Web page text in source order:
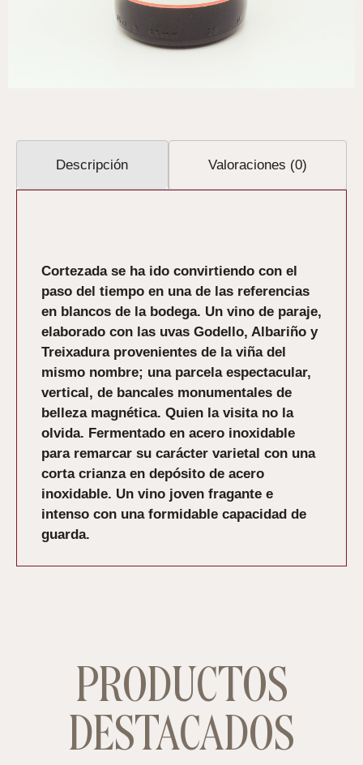
Descripción Valoraciones (0)
Cortezada se ha ido convirtiendo con el
paso del tiempo en una de las referencias
en blancos de la bodega. Un vino de paraje,
elaborado con las uvas Godello, Albariño y
Treixadura provenientes de la viña del
mismo nombre; una parcela espectacular,
vertical, de bancales monumentales de
belleza magnética. Quien la visita no la
olvida. Fermentado en acero inoxidable
para remarcar su carácter varietal con una
corta crianza en depósito de acero
inoxidable. Un vino joven fragante e
intenso con una formidable capacidad de
guarda.
PRODUCTOS
DESTACADOS